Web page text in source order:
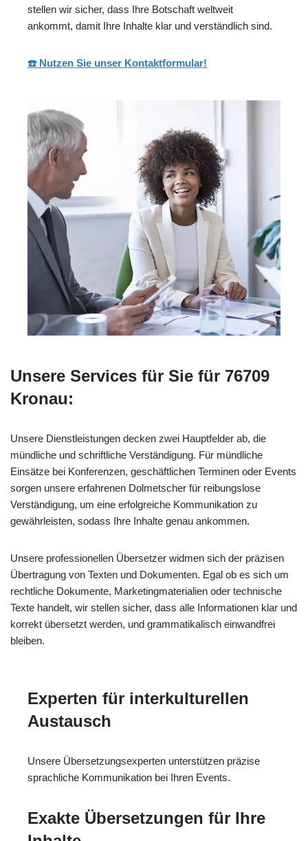
stellen wir sicher, dass Ihre Botschaft weltweit
ankommt, damit Ihre Inhalte klar und verständlich sind.
☎️ Nutzen Sie unser Kontaktformular!
Unsere Services für Sie für 76709
Kronau:
Unsere Dienstleistungen decken zwei Hauptfelder ab, die
mündliche und schriftliche Verständigung. Für mündliche
Einsätze bei Konferenzen, geschäftlichen Terminen oder Events
sorgen unsere erfahrenen Dolmetscher für reibungslose
Verständigung, um eine erfolgreiche Kommunikation zu
gewährleisten, sodass Ihre Inhalte genau ankommen.
Unsere professionellen Übersetzer widmen sich der präzisen
Übertragung von Texten und Dokumenten. Egal ob es sich um
rechtliche Dokumente, Marketingmaterialien oder technische
Texte handelt, wir stellen sicher, dass alle Informationen klar und
korrekt übersetzt werden, und grammatikalisch einwandfrei
bleiben.
Experten für interkulturellen
Austausch
Unsere Übersetzungsexperten unterstützen präzise
sprachliche Kommunikation bei Ihren Events.
Exakte Übersetzungen für Ihre